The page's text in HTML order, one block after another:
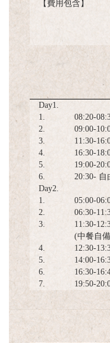
【費用包含】
Day1.
1.
08:20-
2.
09:00-
3.
11:30-
4.
16:30-
5.
19:00-
6.
20:30- 自
Day2.
1.
05:00-
2.
06:30-
3.
11:30-
(中餐自
4.
12:30-
5.
14:00-
6.
16:30-
7.
19:50-